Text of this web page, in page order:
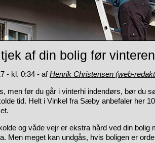
af din bolig før vinteren
- kl. 0:34 - afHenrik Christensen (web-
men før du går i vinterhi indendørs, bør du
tid. Helt i Vinkel fra Sæby anbefaler her
og våde vejr er ekstra hård ved din bolig
Men meget kan undgås, hvis boligen er